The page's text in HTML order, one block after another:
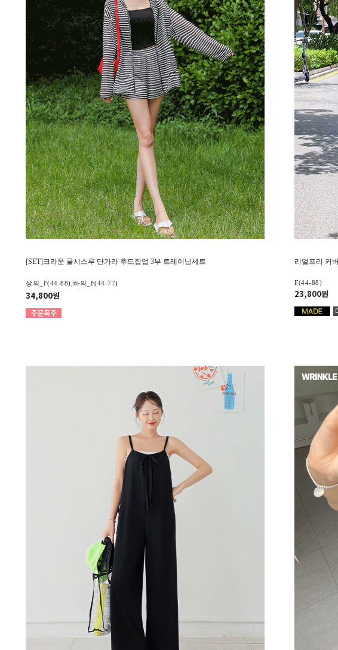
[SET]크라운 쿨시스루 단가라 후드집업 3부 트레이닝세트
상의_F(44-88),하의_F(44-77)
34,800원
리얼프리 커
F(44-88)
23,800원